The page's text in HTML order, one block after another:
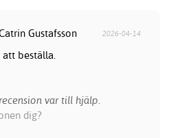
Gustafsson 2026-04-14
att beställa.
var till hjälp.
dig?